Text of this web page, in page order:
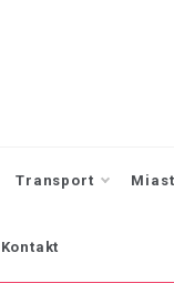
Transport
Kontakt